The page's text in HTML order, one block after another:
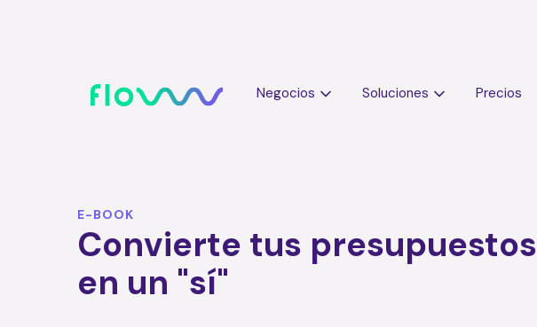
Negocios Soluciones Precios
E-BOOK
Convierte tus presupuestos
en un "sí"